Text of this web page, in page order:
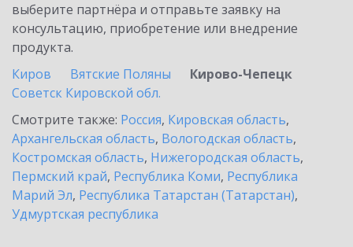
выберите партнёра и отправьте заявку на
консультацию, приобретение или внедрение
продукта.
Киров
Вятские Поляны
Кирово-Чепецк
Советск Кировской обл.
Смотрите также: Россия, Кировская область,
Архангельская область, Вологодская область,
Костромская область, Нижегородская область,
Пермский край, Республика Коми, Республика
Марий Эл, Республика Татарстан (Татарстан),
Удмуртская республика